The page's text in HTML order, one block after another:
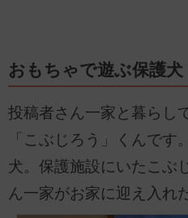
おもちゃで遊ぶ保護犬
投稿者さん一家と暮らし
「こぶじろう」くんで
犬。保護施設にいたこぶ
ん一家がお家に迎え入れ